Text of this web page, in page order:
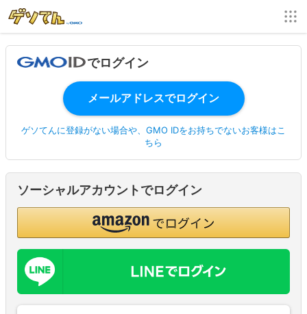
でログイン
ゲソてんに登録がない場合や、GMO IDをお持ちでないお客様はこ
ちら
ソーシャルアカウントでログイン